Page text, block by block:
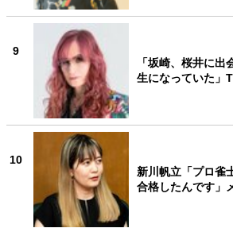
9
「坂崎、桜井に
生になっていた」
10
新川帆立「プロ雀
合格したんです」